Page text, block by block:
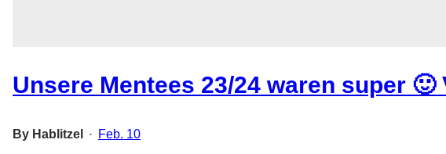
Unsere Mentees 23/24 waren super 🙂
By Hablitzel • Feb. 10